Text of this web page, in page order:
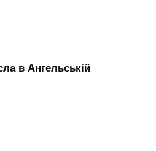
в Ангельській